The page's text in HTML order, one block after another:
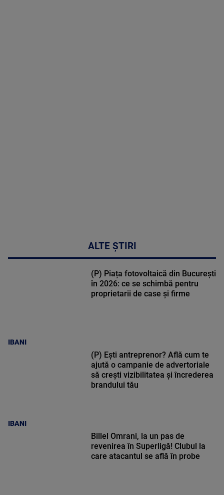
ALTE ȘTIRI
IBANI
(P) Piața fotovoltaică din București
în 2026: ce se schimbă pentru
proprietarii de case și firme
IBANI
(P) Ești antreprenor? Află cum te
ajută o campanie de advertoriale
să crești vizibilitatea și încrederea
brandului tău
Billel Omrani, la un pas de
revenirea în Superligă! Clubul la
care atacantul se află în probe